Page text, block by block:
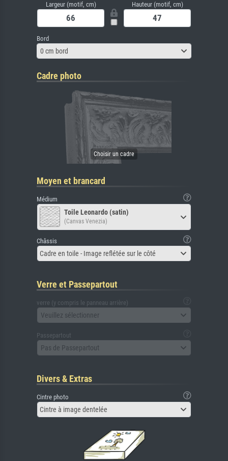
Largeur (motif, cm) Hauteur (motif, cm)
Bord
0 cm bord
Cadre photo
Moyen et brancard
Médium
Toile Leonardo (satin)
(Canvas Venezia)
Châssis
Cadre en toile - Image reflétée sur le côté
Verre et Passepartout
verre (y compris le panneau arrière)
Veuillez sélectionner
Passepartout
Pas de Passepartout
Divers & Extras
Cintre photo
Cintre à image dentelée